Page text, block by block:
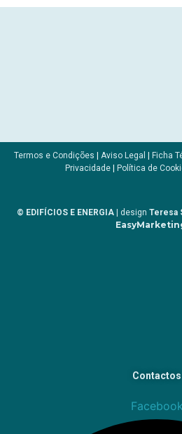
Termos e Condições Aviso Legal Ficha
Privacidade| Política de
© EDIFÍCIOS E ENERGIA | design Teresa
Contactos
Facebook